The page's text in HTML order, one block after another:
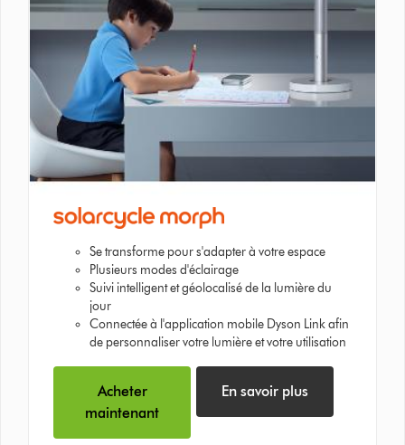
Se transforme pour s'adapter à votre espace
Plusieurs modes d'éclairage
Suivi intelligent et géolocalisé de la lumière du
jour
Connectée à l'application mobile Dyson Link afin
de personnaliser votre lumière et votre utilisation
Acheter
maintenant
En savoir plus